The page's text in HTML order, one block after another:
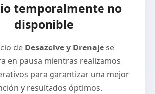
temporalmente no
disponible
de Desazolve y Drenajese
en pausa mientras realizamos
para garantizar una mejor
y resultados óptimos.